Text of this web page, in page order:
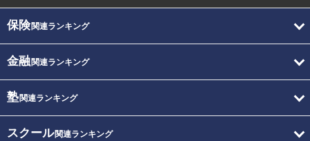
保険関連ランキング
金融関連ランキング
塾関連ランキング
スクール関連ランキング